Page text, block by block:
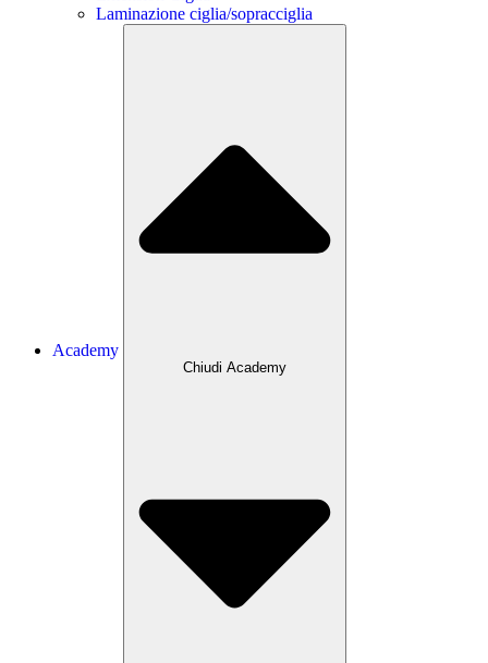
Laminazione ciglia/sopracciglia
Academy
Chiudi Academy